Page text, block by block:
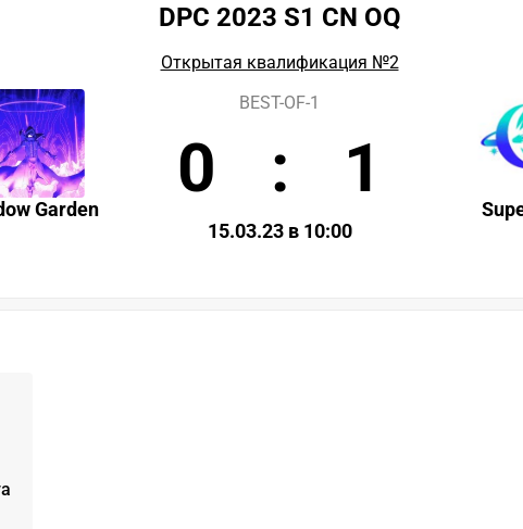
DPC 2023 S1 CN OQ
Открытая квалификация №2
Garden
BEST-OF-1
0 : 1
15.03.23 в 10:00